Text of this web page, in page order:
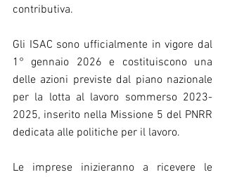
contributiva.
Gli ISAC sono ufficialmente in vigore dal
1° gennaio 2026 e costituiscono una
delle azioni previste dal piano nazionale
per la lotta al lavoro sommerso 2023-
2025, inserito nella Missione 5 del PNRR
dedicata alle politiche per il lavoro.
Le imprese inizieranno a ricevere le